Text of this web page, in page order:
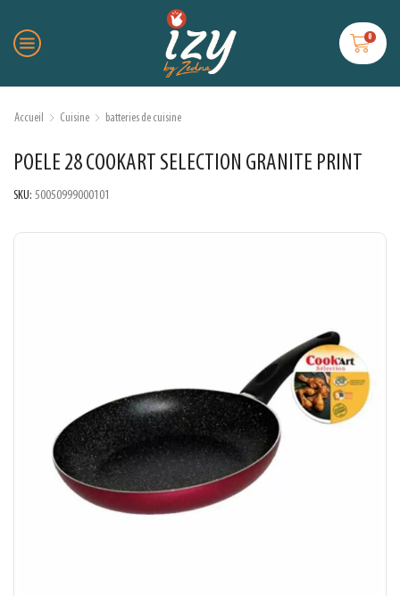
0
Accueil Cuisine batteries de cuisine
POELE 28 COOKART SELECTION GRANITE PRINT
SKU: 50050999000101